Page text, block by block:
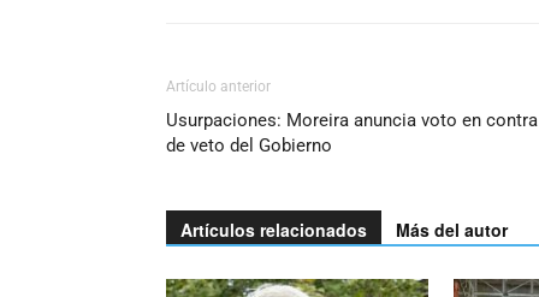
Artículo anterior
Usurpaciones: Moreira anuncia voto en contra
de veto del Gobierno
Artículos relacionados Más del autor